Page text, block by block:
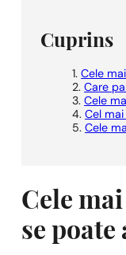
Cuprins
Cele
Care
Cele
Cel
Cele
Cele
se poate